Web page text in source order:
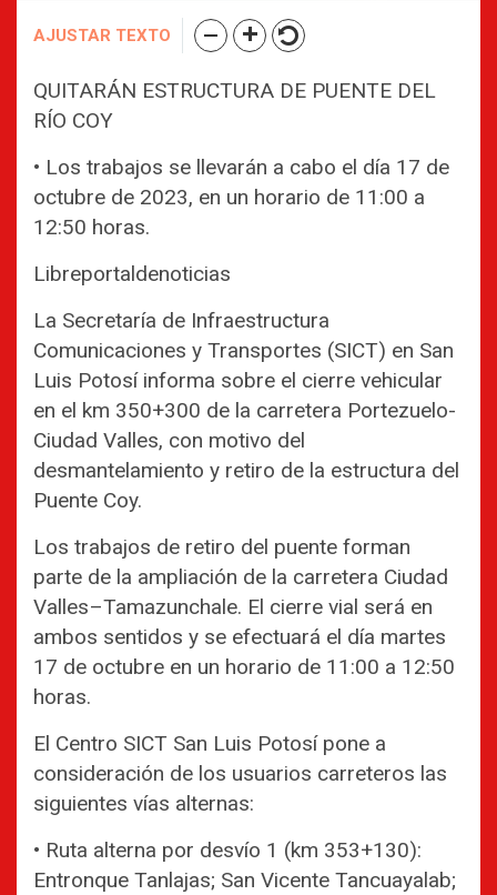
AJUSTAR TEXTO
QUITARÁN ESTRUCTURA DE PUENTE DEL
RÍO COY
• Los trabajos se llevarán a cabo el día 17 de
octubre de 2023, en un horario de 11:00 a
12:50 horas.
Libreportaldenoticias
La Secretaría de Infraestructura
Comunicaciones y Transportes (SICT) en San
Luis Potosí informa sobre el cierre vehicular
en el km 350+300 de la carretera Portezuelo-
Ciudad Valles, con motivo del
desmantelamiento y retiro de la estructura del
Puente Coy.
Los trabajos de retiro del puente forman
parte de la ampliación de la carretera Ciudad
Valles–Tamazunchale. El cierre vial será en
ambos sentidos y se efectuará el día martes
17 de octubre en un horario de 11:00 a 12:50
horas.
El Centro SICT San Luis Potosí pone a
consideración de los usuarios carreteros las
siguientes vías alternas:
• Ruta alterna por desvío 1 (km 353+130):
Entronque Tanlajas; San Vicente Tancuayalab;